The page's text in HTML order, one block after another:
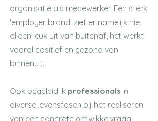
organisatie als medewerker. Een sterk
'employer brand' ziet er namelijk niet
alleen leuk uit van buitenaf, het werkt
vooral positief en gezond van
binnenuit.
Ook begeleid ik professionals in
diverse levensfasen bij het realiseren
van een concrete ontwikkelvraag.